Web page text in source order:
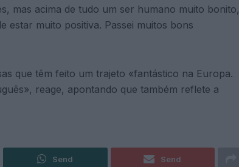
mas acima de tudo um ser humano muito bonito,
estar muito positiva. Passei muitos bons
que têm feito um trajeto «fantástico na Europa.
reage, apontando que também reflete a
Send Send